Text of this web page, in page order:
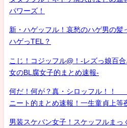
パワーズ！
新・ハゲッフル！哀愁のハゲ男の髪
ハゲっTEL？
こじ！コジッフル@！-レズっ娘百
女のBL腐女子的まとめ速報-
何だ！何が？真・シロッフル！
ニート的まとめ速報！一生童貞上等
男装スケバン女子！スケッフルまっ